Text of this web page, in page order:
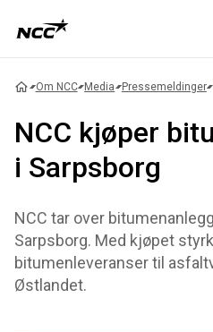
Om NCC Media Pressemeldinger
NCC kjøper
i Sarpsborg
NCC tar over
Sarpsborg. Med kjøpet
bitumenleveranser til
Østlandet.